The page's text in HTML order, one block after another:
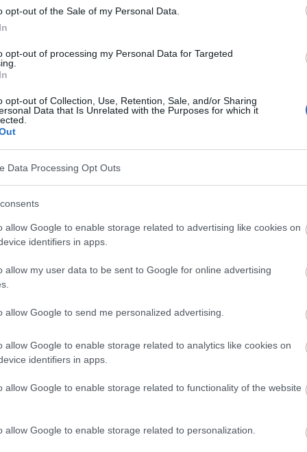
opt-out of the Sale of my Personal Data.
opt-out of processing my Personal Data for Targeted
opt-out of Collection, Use, Retention, Sale, and/or Sharing
Data that Is Unrelated with the Purposes for which it
Data Processing Opt Outs
allow Google to enable storage related to advertising like cookies on
identifiers in apps.
allow my user data to be sent to Google for online advertising
allow Google to send me personalized advertising.
allow Google to enable storage related to analytics like cookies on
identifiers in apps.
allow Google to enable storage related to functionality of the website
allow Google to enable storage related to personalization.
de notre corps, nous devrions consulter un
ronflement.
et touchent les hommes et les femmes de tous
pas de problème de ronflement, mais il peut
ronflent. Des études scientifiques et des
existe aussi chez les enfants. Les causes
sont le surpoids (obésité), le tabagisme, la
des amygdales (chez une personne de
la structure de la gorge et le manque de